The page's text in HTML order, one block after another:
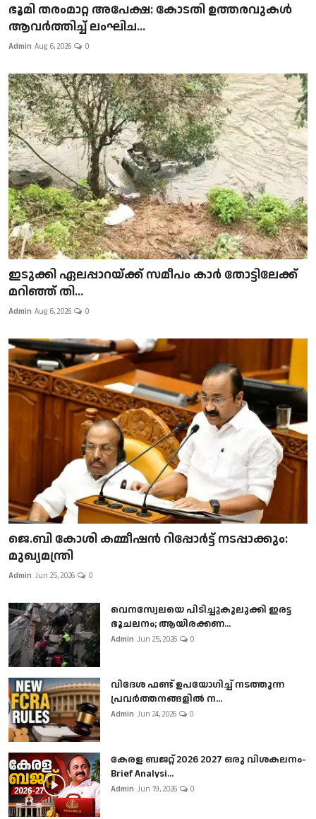
ഭൂമി തരംമാറ്റ അപേക്ഷ: കോടതി ഉത്തരവുകൾ
ആവർത്തിച്ച് ലംഘിച...
Admin Aug 6, 2026 0
ഇടുക്കി ഏലപ്പാറയ്ക്ക് സമീപം കാർ തോട്ടിലേക്ക്
മറിഞ്ഞ് തി...
Admin Aug 6, 2026 0
ജെ.ബി കോശി കമ്മീഷൻ റിപ്പോർട്ട് നടപ്പാക്കും:
മുഖ്യമന്ത്രി
Admin Jun 25, 2026 0
വെനസ്വേലയെ പിടിച്ചുകുലുക്കി ഇരട്ട
ഭൂചലനം; ആയിരക്കണ...
Admin Jun 25, 2026 0
വിദേശ ഫണ്ട് ഉപയോഗിച്ച് നടത്തുന്ന
പ്രവർത്തനങ്ങളിൽ ന...
Admin Jun 24, 2026 0
കേരള ബജറ്റ് 2026 2027 ഒരു വിശകലനം-
Brief Analysi...
Admin Jun 19, 2026 0